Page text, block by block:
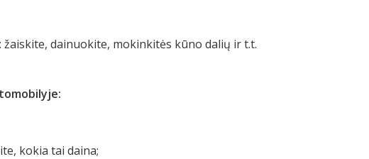
dainuokite, mokinkitės kūno dalių ir t.t.
kokia tai daina;